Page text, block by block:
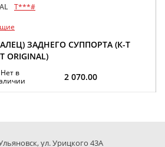
T***#
ЗАДНЕГО СУППОРТА (К-Т
ORIGINAL)
Нет в
2 070.00
ул. Урицкого 43А